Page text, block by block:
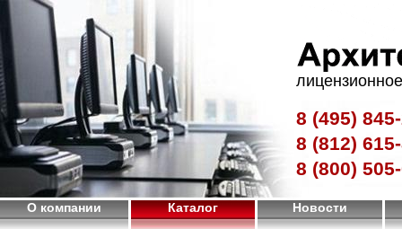
8 (495)
8 (812)
8 (800)
О компании Каталог Новости